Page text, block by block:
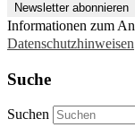
Informationen zum
Datenschutzhinweisen
Suche
Suchen